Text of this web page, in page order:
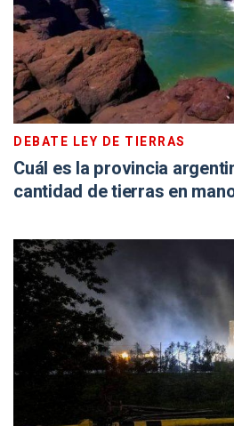
DEBATE LEY DE TIERRAS
Cuál es la provincia
cantidad de tierras en